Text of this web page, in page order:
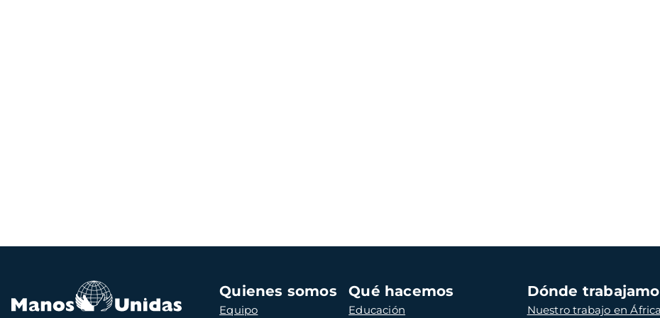
Navegación
principal
Quienes somos
Equipo
Qué hacemos
Educación
Dónde
Nuestro trabajo en África